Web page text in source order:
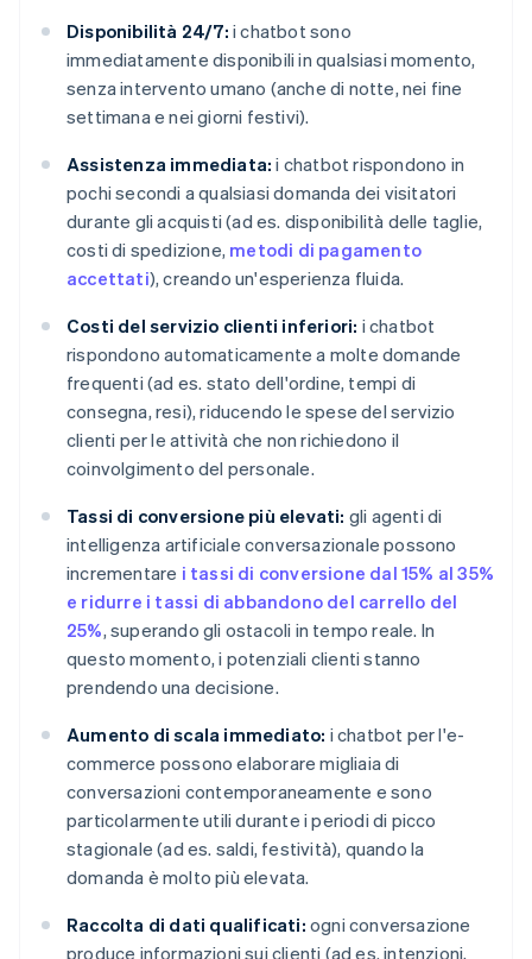
Disponibilità 24/7: i chatbot sono
immediatamente disponibili in qualsiasi momento,
senza intervento umano (anche di notte, nei fine
settimana e nei giorni festivi).
Assistenza immediata: i chatbot rispondono in
pochi secondi a qualsiasi domanda dei visitatori
durante gli acquisti (ad es. disponibilità delle taglie,
costi di spedizione, metodi di pagamento
accettati), creando un'esperienza fluida.
Costi del servizio clienti inferiori: i chatbot
rispondono automaticamente a molte domande
frequenti (ad es. stato dell'ordine, tempi di
consegna, resi), riducendo le spese del servizio
clienti per le attività che non richiedono il
coinvolgimento del personale.
Tassi di conversione più elevati: gli agenti di
intelligenza artificiale conversazionale possono
incrementare i tassi di conversione dal 15% al 35%
e ridurre i tassi di abbandono del carrello del
25%, superando gli ostacoli in tempo reale. In
questo momento, i potenziali clienti stanno
prendendo una decisione.
Aumento di scala immediato: i chatbot per l'e-
commerce possono elaborare migliaia di
conversazioni contemporaneamente e sono
particolarmente utili durante i periodi di picco
stagionale (ad es. saldi, festività), quando la
domanda è molto più elevata.
Raccolta di dati qualificati: ogni conversazione
produce informazioni sui clienti (ad es. intenzioni,